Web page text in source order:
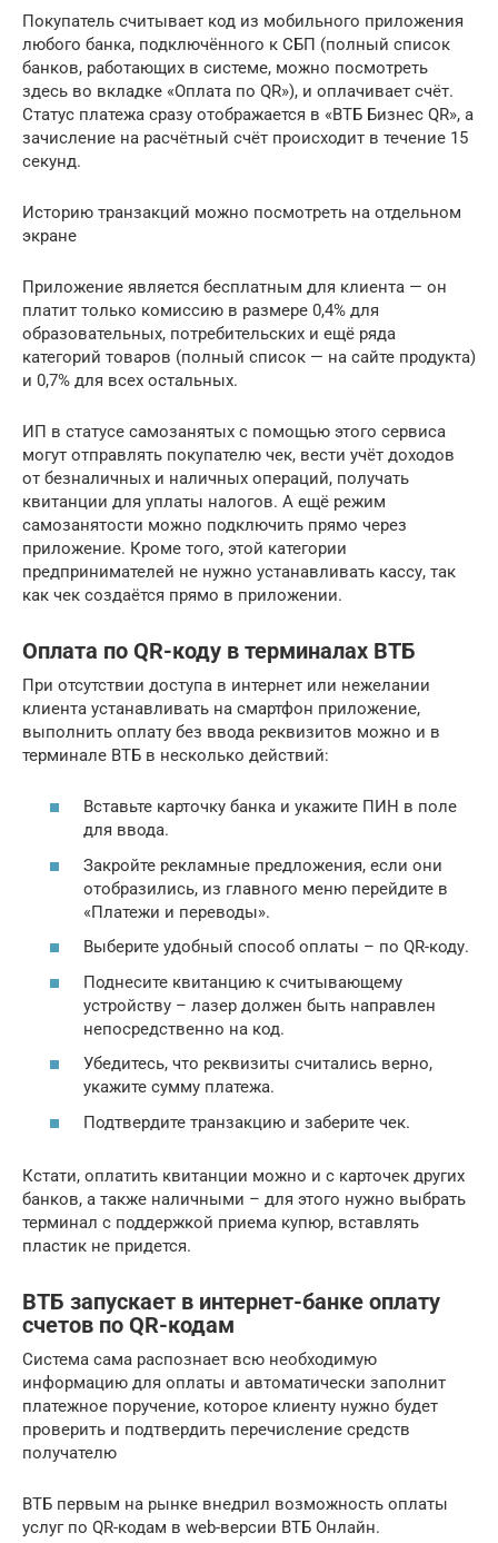
Покупатель считывает код из мобильного приложения
любого банка, подключённого к СБП (полный список
банков, работающих в системе, можно посмотреть
здесь во вкладке «Оплата по QR»), и оплачивает счёт.
Статус платежа сразу отображается в «ВТБ Бизнес QR», а
зачисление на расчётный счёт происходит в течение 15
секунд.
Историю транзакций можно посмотреть на отдельном
экране
Приложение является бесплатным для клиента — он
платит только комиссию в размере 0,4% для
образовательных, потребительских и ещё ряда
категорий товаров (полный список — на сайте продукта)
и 0,7% для всех остальных.
ИП в статусе самозанятых с помощью этого сервиса
могут отправлять покупателю чек, вести учёт доходов
от безналичных и наличных операций, получать
квитанции для уплаты налогов. А ещё режим
самозанятости можно подключить прямо через
приложение. Кроме того, этой категории
предпринимателей не нужно устанавливать кассу, так
как чек создаётся прямо в приложении.
Оплата по QR-коду в терминалах ВТБ
При отсутствии доступа в интернет или нежелании
клиента устанавливать на смартфон приложение,
выполнить оплату без ввода реквизитов можно и в
терминале ВТБ в несколько действий:
Вставьте карточку банка и укажите ПИН в поле
для ввода.
Закройте рекламные предложения, если они
отобразились, из главного меню перейдите в
«Платежи и переводы».
Выберите удобный способ оплаты – по QR-коду.
Поднесите квитанцию к считывающему
устройству – лазер должен быть направлен
непосредственно на код.
Убедитесь, что реквизиты считались верно,
укажите сумму платежа.
Подтвердите транзакцию и заберите чек.
Кстати, оплатить квитанции можно и с карточек других
банков, а также наличными – для этого нужно выбрать
терминал с поддержкой приема купюр, вставлять
пластик не придется.
ВТБ запускает в интернет-банке оплату
счетов по QR-кодам
Система сама распознает всю необходимую
информацию для оплаты и автоматически заполнит
платежное поручение, которое клиенту нужно будет
проверить и подтвердить перечисление средств
получателю
ВТБ первым на рынке внедрил возможность оплаты
услуг по QR-кодам в web-версии ВТБ Онлайн.